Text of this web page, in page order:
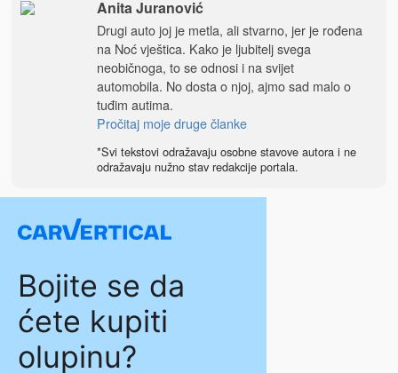
Anita Juranović
Drugi auto joj je metla, ali stvarno, jer je rođena
na Noć vještica. Kako je ljubitelj svega
neobičnoga, to se odnosi i na svijet
automobila. No dosta o njoj, ajmo sad malo o
tuđim autima.
Pročitaj moje druge članke
*Svi tekstovi odražavaju osobne stavove autora i ne
odražavaju nužno stav redakcije portala.